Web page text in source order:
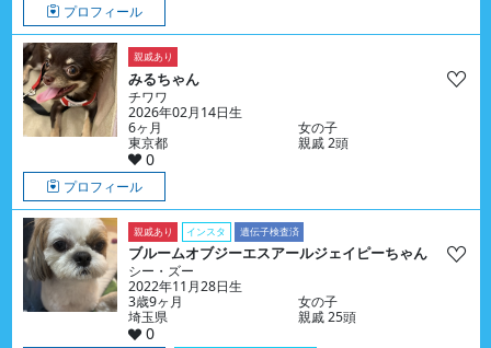
プロフィール
親戚あり
みるちゃん
チワワ
2026年02月14日生
6ヶ月
女の子
東京都
親戚 2頭
0
プロフィール
親戚あり インスタ 遺伝子検査済
ブルームオブジーエスアールジェイピーちゃん
シー・ズー
2022年11月28日生
3歳9ヶ月
女の子
埼玉県
親戚 25頭
0